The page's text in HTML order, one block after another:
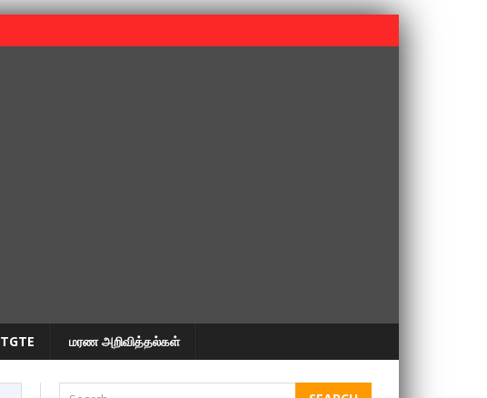
TGTE மரண அறிவித்தல்கள்